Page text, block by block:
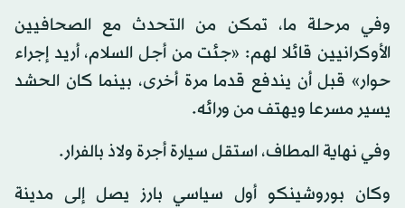
وفي مرحلة ما، تمكن من التحدث مع الصحافيين
الأوكرانيين قائلا لهم: «جئت من أجل السلام، أريد إجراء
حوار» قبل أن يندفع قدما مرة أخرى، بينما كان الحشد
يسير مسرعا ويهتف من ورائه.
وفي نهاية المطاف، استقل سيارة أجرة ولاذ بالفرار.
وكان بوروشينكو أول سياسي بارز يصل إلى مدينة